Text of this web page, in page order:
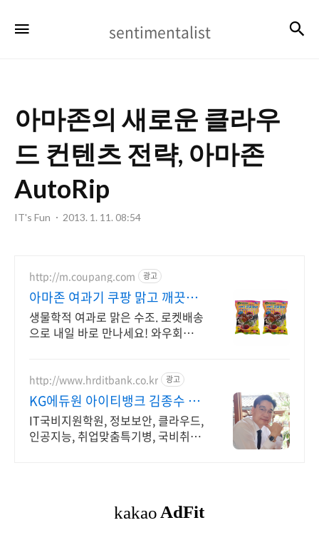
sentimentalist
아마존의 새로운 클라우
드 컨텐츠 전략, 아마존
AutoRip
IT's Fun 2013. 1. 11. 08:54
http://m.coupang.com 광고
아마존 여과기 쿠팡 맑고 깨끗한
어항
생물학적 여과로 맑은 수조. 로켓배송
으로 내일 바로 만나세요! 와우회원
http://www.hrditbank.co.kr 광고
KG에듀원 아이티뱅크 김종수 27
년경력전문가 IT취업상담
IT국비지원학원, 정보보안, 클라우드,
인공지능, 취업맞춤특기병, 국비취업